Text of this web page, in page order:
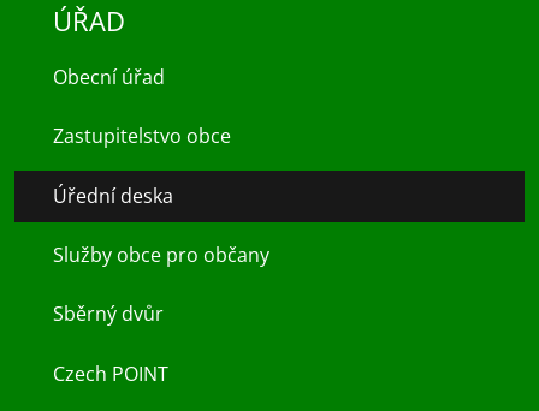
ÚŘAD
Obecní úřad
Zastupitelstvo obce
Úřední deska
Služby obce pro občany
Sběrný dvůr
Czech POINT